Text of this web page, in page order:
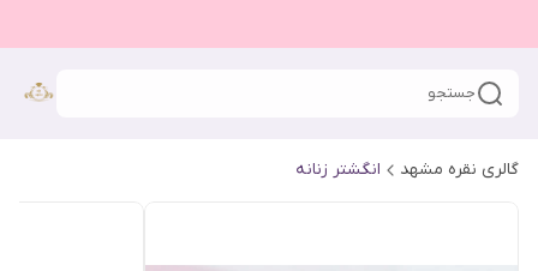
جستجو
گالری نقره مشهد انگشتر زنانه